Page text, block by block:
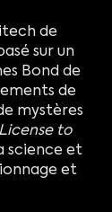
de
sur un
Bond de
de
mystères
to
science et
et